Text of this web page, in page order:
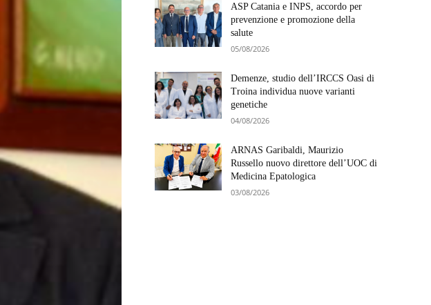
ASP Catania e INPS, accordo per
prevenzione e promozione della
salute
05/08/2026
Demenze, studio dell’IRCCS Oasi di
Troina individua nuove varianti
genetiche
04/08/2026
ARNAS Garibaldi, Maurizio
Russello nuovo direttore dell’UOC di
Medicina Epatologica
03/08/2026